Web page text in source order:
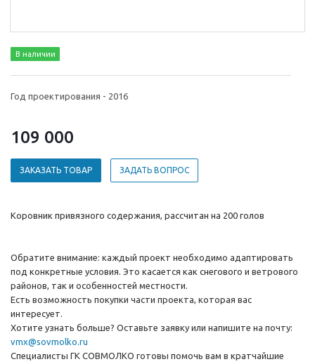
В наличии
Год проектирования - 2016
109 000
ЗАКАЗАТЬ ТОВАР ЗАДАТЬ ВОПРОС
Коровник привязного содержания, рассчитан на 200 голов
Обратите внимание: каждый проект необходимо адаптировать
под конкретные условия. Это касается как снегового и ветрового
районов, так и особенностей местности.
Есть возможность покупки части проекта, которая вас
интересует.
Хотите узнать больше? Оставьте заявку или напишите на почту:
vmx@sovmolko.ru
Специалисты ГК СОВМОЛКО готовы помочь вам в кратчайшие